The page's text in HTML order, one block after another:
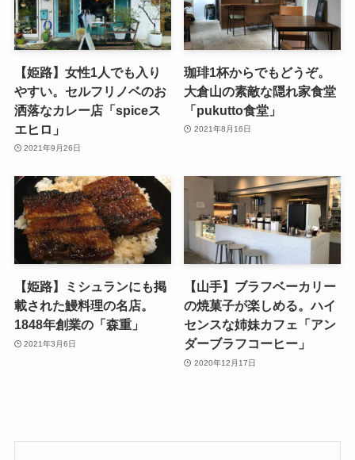
【姫路】女性1人でも入り
やすい。セルフリノベのお
洒落なカレー店「spiceス
エヒロ」
2021年9月26日
珈琲1杯からでもどうぞ。
大倉山の素敵な隠れ家食堂
「pukutto食堂」
2021年8月16日
【姫路】ミシュランにも掲
載された鰻料理の名店。
1848年創業の「森重」
2021年3月6日
【山手】ブラフベーカリー
の焼菓子が楽しめる。ハイ
センスな姉妹カフェ「アン
ダーブラフコーヒー」
2020年12月17日